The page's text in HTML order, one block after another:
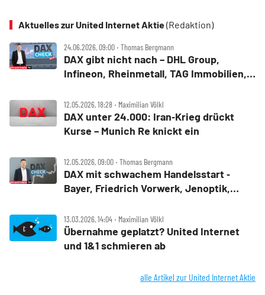
Aktuelles zur United Internet Aktie(Redaktion)
24.06.2026, 09:00 ‧ Thomas Bergmann
DAX gibt nicht nach – DHL Group,
Infineon, Rheinmetall, TAG Immobilien,
12.05.2026, 18:28 ‧ Maximilian Völkl
DAX unter 24.000: Iran‑Krieg drückt
Kurse – Munich Re knickt ein
12.05.2026, 09:00 ‧ Thomas Bergmann
DAX mit schwachem Handelsstart ‑
Bayer, Friedrich Vorwerk, Jenoptik,
Energy, TAG Immobilien und United
Internet im Check
13.03.2026, 14:04 ‧ Maximilian Völkl
Übernahme geplatzt? United Internet
und 1&1 schmieren ab
alle Artikel zur United Internet Aktie